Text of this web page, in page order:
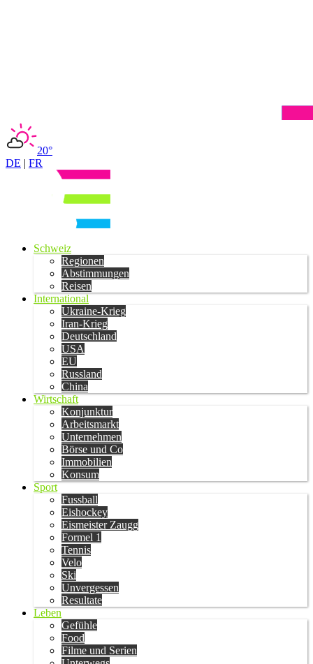
20°
DE | FR
Schweiz
Regionen
Abstimmungen
Reisen
International
Ukraine-Krieg
Iran-Krieg
Deutschland
USA
EU
Russland
China
Wirtschaft
Konjunktur
Arbeitsmarkt
Unternehmen
Börse und Co
Immobilien
Konsum
Sport
Fussball
Eishockey
Eismeister Zaugg
Formel 1
Tennis
Velo
Ski
Unvergessen
Resultate
Leben
Gefühle
Food
Filme und Serien